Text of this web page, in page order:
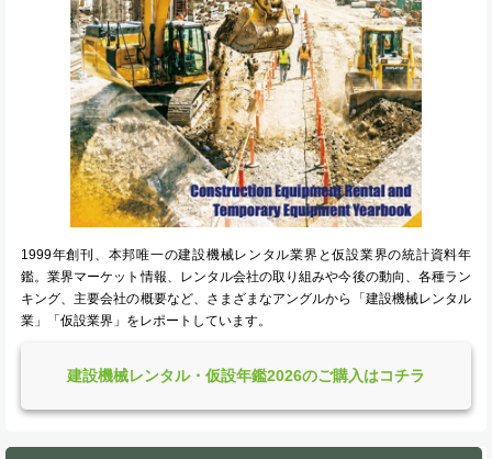
1999年創刊、本邦唯一の建設機械レンタル業界と仮設業界の統計資料年
鑑。業界マーケット情報、レンタル会社の取り組みや今後の動向、各種ラン
キング、主要会社の概要など、さまざまなアングルから「建設機械レンタル
業」「仮設業界」をレポートしています。
建設機械レンタル・仮設年鑑2026のご購入はコチラ